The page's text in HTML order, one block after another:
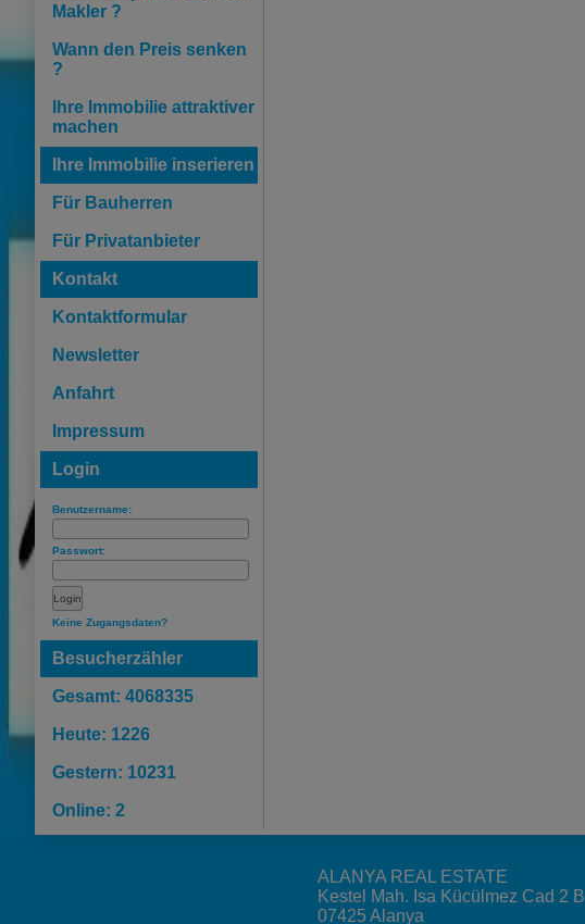
Makler ?
Wann den Preis senken
?
Ihre Immobilie attraktiver
machen
Ihre Immobilie inserieren
Für Bauherren
Für Privatanbieter
Kontakt
Kontaktformular
Newsletter
Anfahrt
Impressum
Login
Benutzername:
Passwort:
Keine Zugangsdaten?
Besucherzähler
Gesamt: 4068335
Heute: 1226
Gestern: 10231
Online: 2
ALANYA REAL ESTATE
Kestel Mah. Isa Kücülmez Cad 2 B
07425 Alanya